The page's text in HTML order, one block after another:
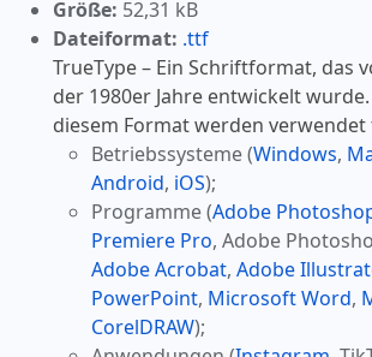
Größe: 52,31 kB
Dateiformat: .ttf
TrueType – Ein Schriftformat, das
der 1980er Jahre entwickelt
diesem Format werden verwendet
Betriebssysteme (Windows,
Android, iOS);
Programme (Adobe
Premiere Pro, Adobe
Adobe Acrobat, Adobe
PowerPoint, Microsoft Word,
CorelDRAW);